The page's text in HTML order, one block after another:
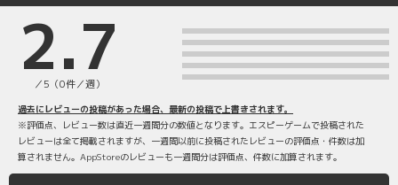
2.7
／5（0件／週）
過去にレビューの投稿があった場合、最新の投稿で上書きされます。
※評価点、レビュー数は直近一週間分の数値となります。エスピーゲームで投稿された
レビューは全て掲載されますが、一週間以前に投稿されたレビューの評価点・件数は加
算されません。AppStoreのレビューも一週間分は評価点、件数に加算されます。